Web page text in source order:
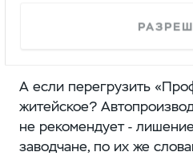
А если перегрузить
житейское?
не рекомендует -
заводчане, по их же